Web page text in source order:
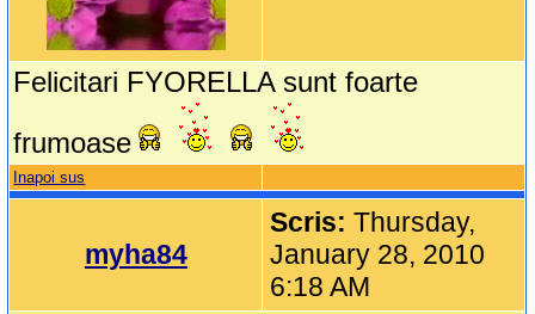
Felicitari FYORELLA sunt foarte
frumoase
Inapoi sus
myha84
Scris:Thursday,
January 28, 2010
6:18 AM